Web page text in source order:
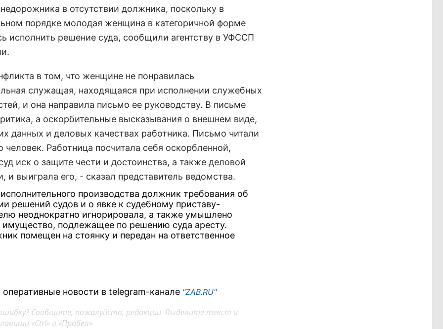
в отсутствии должника, поскольку в
порядке молодая женщина в категоричной форме
исполнить решение суда, сообщили агентству в УФССП
в том, что женщине не понравилась
служащая, находящаяся при исполнении служебных
и она направила письмо ее руководству. В письме
а оскорбительные высказывания о внешнем виде,
данных и деловых качествах работника. Письмо читали
человек. Работница посчитала себя оскорбленной,
иск о защите чести и достоинства, а также деловой
и выиграла его, - сказал представитель ведомства.
производства должник требования об
решений судов и о явке к судебному приставу-
неоднократно игнорировала, а также умышлено
имущество, подлежащее по решению суда аресту.
помещен на стоянку и передан на ответственное
новости в telegram-канале "ZAB.RU"
Сообщите, пожалуйста, редакции. Выделите текст и
«Ctrl» и «Пробел»